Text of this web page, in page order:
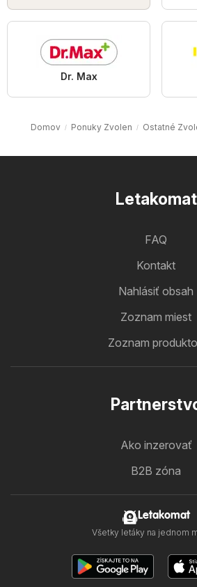
Dr. Max
Domov Ponuky Zvolen Ostatné
Letakomat
FAQ
Kontakt
Nahlásiť obsah
Zoznam miest
Zoznam
Ako inzerovať
B2B zóna
Letakomat
Všetky letáky na jednom